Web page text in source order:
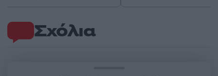
Σχόλια